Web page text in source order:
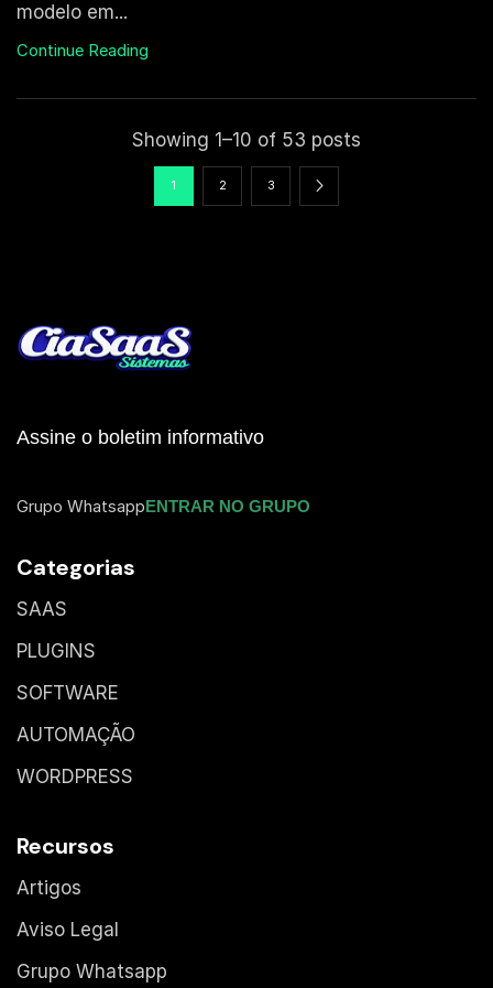
modelo em...
Continue Reading
Showing 1–10 of 53 posts
1 2 3
Assine o boletim informativo
Grupo Whatsapp ENTRAR NO GRUPO
Categorias
SAAS
PLUGINS
SOFTWARE
AUTOMAÇÃO
WORDPRESS
Recursos
Artigos
Aviso Legal
Grupo Whatsapp